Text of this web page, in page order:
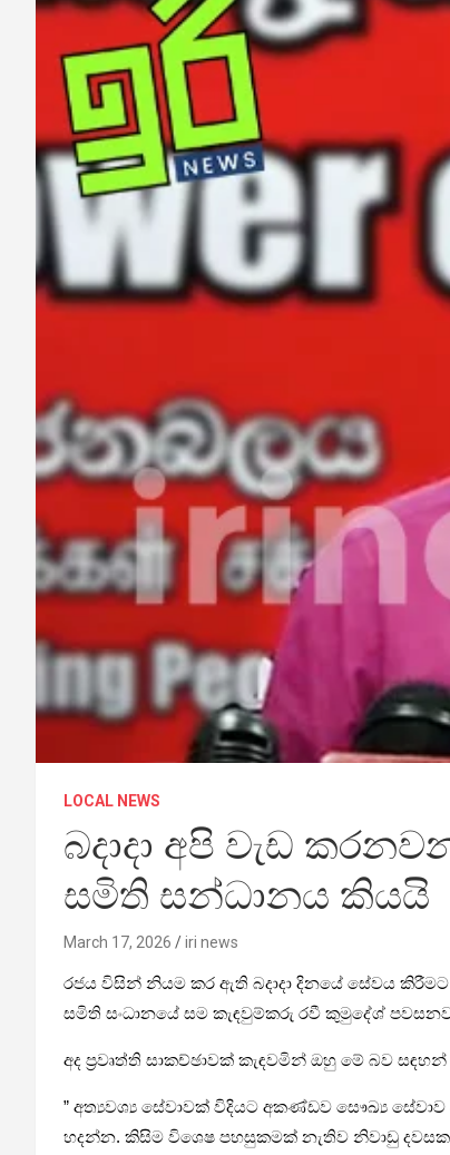
LOCAL NEWS
බදාදා අපි වැඩ
සමිති සන්ධානය කියයි
March 17, 2026 iri news
රජය විසින් නියම කර ඇති බදාදා දිනයේ සේවය
සමිති සංධානයේ සම කැඳවුම්කරු රවී කුමුදේශ්
අද ප්‍රවෘත්ති සාකච්ඡාවක් කැඳවමින් ඔහු මේ බව
” අත්‍යවශ්‍ය සේවාවක් විදියට අකණ්ඩව සෞඛ්‍ය
හදන්න. කිසිම විශෙෂ පහසුකමක් නැතිව නිවාඩු